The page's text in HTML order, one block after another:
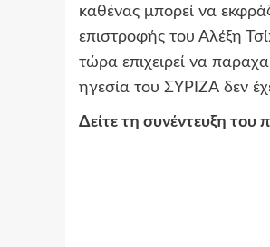
καθένας μπορεί να
επιστροφής του Αλέξη
τώρα επιχειρεί να
ηγεσία του ΣΥΡΙΖΑ δεν
Δείτε τη συνέντευξη